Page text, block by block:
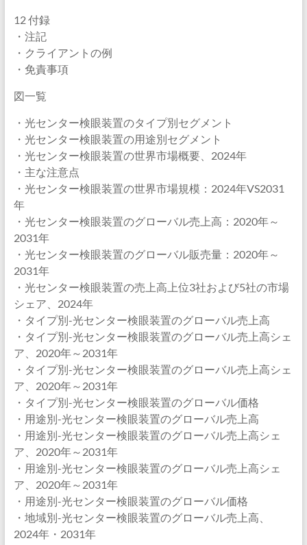
12 付録
・注記
・クライアントの例
・免責事項
図一覧
・光センター検眼装置のタイプ別セグメント
・光センター検眼装置の用途別セグメント
・光センター検眼装置の世界市場概要、2024年
・主な注意点
・光センター検眼装置の世界市場規模：2024年VS2031
年
・光センター検眼装置のグローバル売上高：2020年～
2031年
・光センター検眼装置のグローバル販売量：2020年～
2031年
・光センター検眼装置の売上高上位3社および5社の市場
シェア、2024年
・タイプ別-光センター検眼装置のグローバル売上高
・タイプ別-光センター検眼装置のグローバル売上高シェ
ア、2020年～2031年
・タイプ別-光センター検眼装置のグローバル売上高シェ
ア、2020年～2031年
・タイプ別-光センター検眼装置のグローバル価格
・用途別-光センター検眼装置のグローバル売上高
・用途別-光センター検眼装置のグローバル売上高シェ
ア、2020年～2031年
・用途別-光センター検眼装置のグローバル売上高シェ
ア、2020年～2031年
・用途別-光センター検眼装置のグローバル価格
・地域別-光センター検眼装置のグローバル売上高、
2024年・2031年